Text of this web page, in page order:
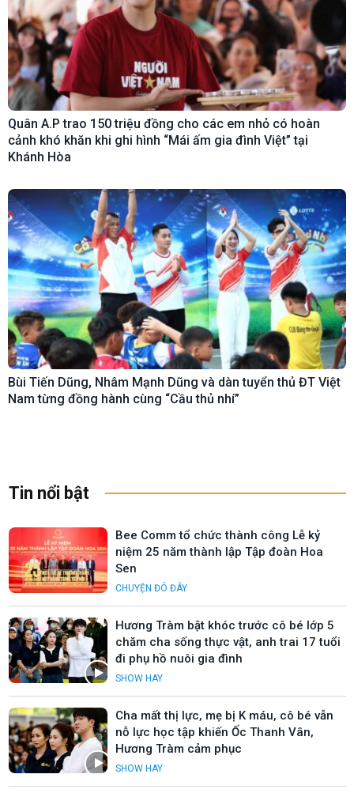
Quân A.P trao 150 triệu đồng cho các em nhỏ có hoàn
cảnh khó khăn khi ghi hình “Mái ấm gia đình Việt” tại
Khánh Hòa
Bùi Tiến Dũng, Nhâm Mạnh Dũng và dàn tuyển thủ ĐT Việt
Nam từng đồng hành cùng “Cầu thủ nhí”
Tin nổi bật
Bee Comm tổ chức thành công Lễ kỷ
niệm 25 năm thành lập Tập đoàn Hoa
Sen
CHUYỆN ĐÓ ĐÂY
Hương Tràm bật khóc trước cô bé lớp 5
chăm cha sống thực vật, anh trai 17 tuổi
đi phụ hồ nuôi gia đình
SHOW HAY
Cha mất thị lực, mẹ bị K máu, cô bé vẫn
nỗ lực học tập khiến Ốc Thanh Vân,
Hương Tràm cảm phục
SHOW HAY